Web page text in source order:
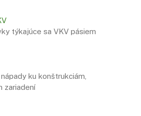
týkajúce sa VKV pásiem
ku konštrukciám,
zariadení